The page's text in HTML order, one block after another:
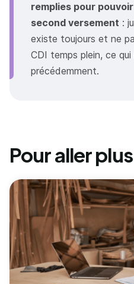
remplies pour
second versement :
existe toujours et ne
CDI temps plein, ce qui
précédemment.
Pour aller